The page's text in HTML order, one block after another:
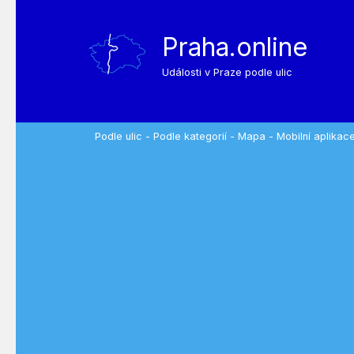
Praha.online
Události v Praze podle ulic
Podle ulic - Podle kategorií - Mapa - Mobilní